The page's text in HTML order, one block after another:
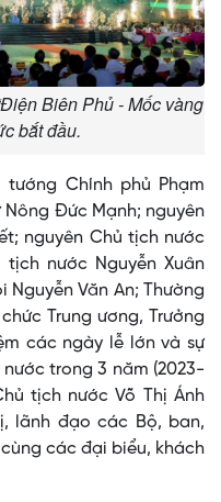
Biên Phủ - Mốc vàng
bắt đầu.
Chính phủ Phạm
Nông Đức Mạnh; nguyên
nguyên Chủ tịch nước
tịch nước Nguyễn Xuân
Nguyễn Văn An; Thường
Trung ương, Trưởng
các ngày lễ lớn và sự
trong 3 năm (2023-
tịch nước Võ Thị Ánh
lãnh đạo các Bộ, ban,
các đại biểu, khách